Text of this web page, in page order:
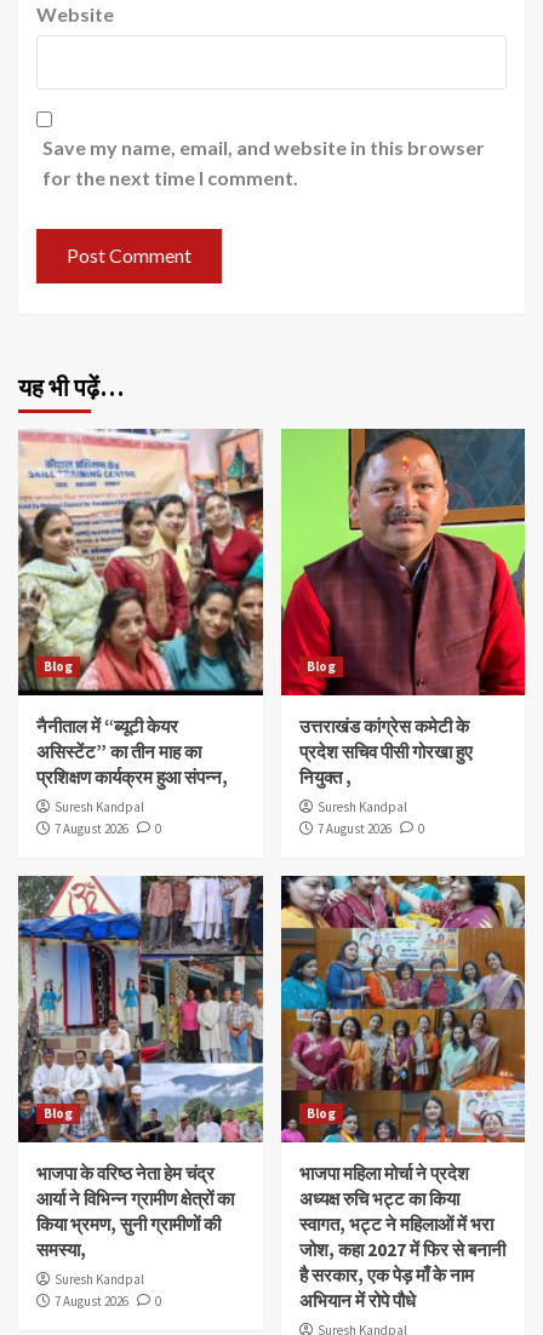
Website
Save my name, email, and website in this browser
for the next time I comment.
यह भी पढ़ें…
Blog
नैनीताल में “ब्यूटी केयर
असिस्टेंट” का तीन माह का
प्रशिक्षण कार्यक्रम हुआ संपन्न,
Suresh Kandpal
7 August 2026
0
Blog
उत्तराखंड कांग्रेस कमेटी के
प्रदेश सचिव पीसी गोरखा हुए
नियुक्त ,
Suresh Kandpal
7 August 2026
0
Blog
भाजपा के वरिष्ठ नेता हेम चंद्र
आर्या ने विभिन्न ग्रामीण क्षेत्रों का
किया भ्रमण, सुनी ग्रामीणों की
समस्या,
Suresh Kandpal
7 August 2026
0
Blog
भाजपा महिला मोर्चा ने प्रदेश
अध्यक्ष रुचि भट्ट का किया
स्वागत, भट्ट ने महिलाओं में भरा
जोश, कहा 2027 में फिर से बनानी
है सरकार, एक पेड़ माँ के नाम
अभियान में रोपे पौधे
Suresh Kandpal